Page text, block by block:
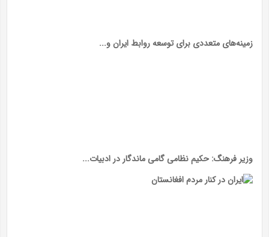
زمینه‌های متعددی برای توسعه روابط ایران و...
وزیر فرهنگ: حکیم نظامی گامی ماندگار در ادبیات...